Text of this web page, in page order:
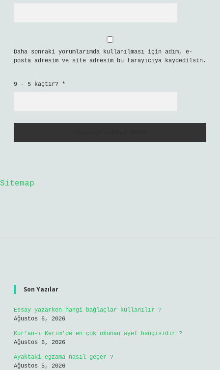
Daha sonraki yorumlarımda kullanılması için adım, e-
posta adresim ve site adresim bu tarayıcıya kaydedilsin.
9 - 5 kaçtır? *
Sitemap
Son Yazılar
Essay yazarken hangi bağlaçlar kullanılır ?
Ağustos 6, 2026
Kur’an-ı Kerim’de en çok okunan ayet hangisidir ?
Ağustos 6, 2026
Ayaktaki egzama nasıl geçer ?
Ağustos 5, 2026